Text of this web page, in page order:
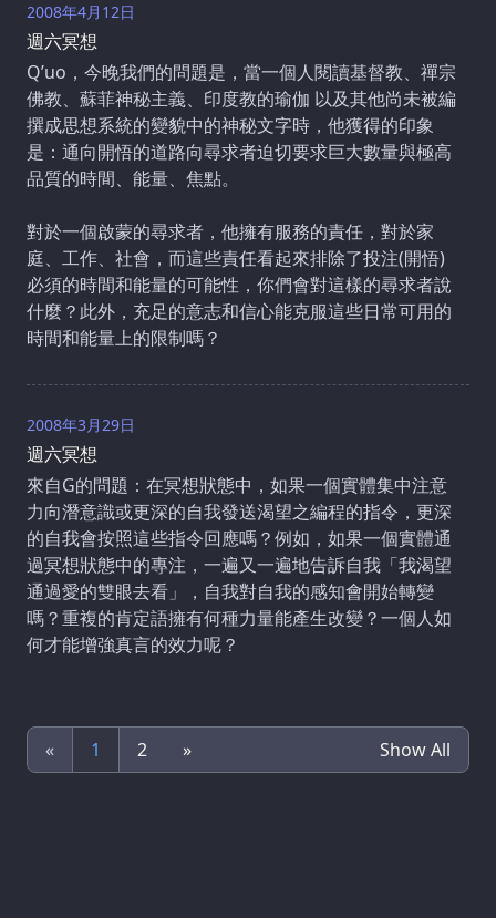
2008年4月12日
週六冥想
Q’uo，今晚我們的問題是，當一個人閱讀基督教、禪宗
佛教、蘇菲神秘主義、印度教的瑜伽 以及其他尚未被編
撰成思想系統的變貌中的神秘文字時，他獲得的印象
是：通向開悟的道路向尋求者迫切要求巨大數量與極高
品質的時間、能量、焦點。
對於一個啟蒙的尋求者，他擁有服務的責任，對於家
庭、工作、社會，而這些責任看起來排除了投注(開悟)
必須的時間和能量的可能性，你們會對這樣的尋求者說
什麼？此外，充足的意志和信心能克服這些日常可用的
時間和能量上的限制嗎？
2008年3月29日
週六冥想
來自G的問題：在冥想狀態中，如果一個實體集中注意
力向潛意識或更深的自我發送渴望之編程的指令，更深
的自我會按照這些指令回應嗎？例如，如果一個實體通
過冥想狀態中的專注，一遍又一遍地告訴自我「我渴望
通過愛的雙眼去看」，自我對自我的感知會開始轉變
嗎？重複的肯定語擁有何種力量能產生改變？一個人如
何才能增強真言的效力呢？
« 1 2 » Show All